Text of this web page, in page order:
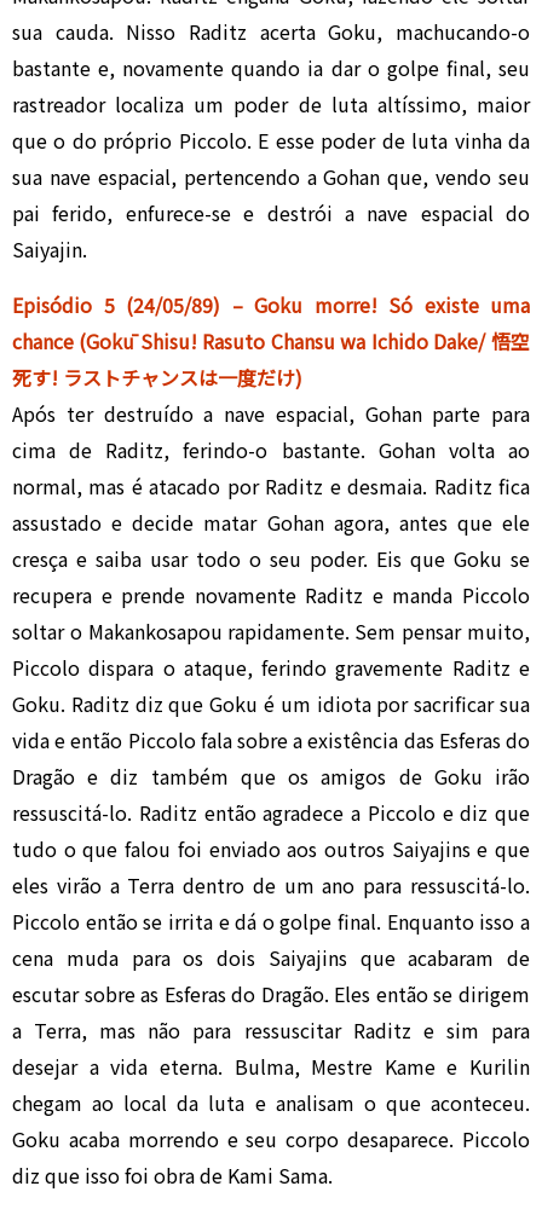
sua cauda. Nisso Raditz acerta Goku, machucando-o
bastante e, novamente quando ia dar o golpe final, seu
rastreador localiza um poder de luta altíssimo, maior
que o do próprio Piccolo. E esse poder de luta vinha da
sua nave espacial, pertencendo a Gohan que, vendo seu
pai ferido, enfurece-se e destrói a nave espacial do
Saiyajin.
Episódio 5 (24/05/89) – Goku morre! Só existe uma
chance (Gokū Shisu! Rasuto Chansu wa Ichido Dake/ 悟空
死す! ラストチャンスは一度だけ)
Após ter destruído a nave espacial, Gohan parte para
cima de Raditz, ferindo-o bastante. Gohan volta ao
normal, mas é atacado por Raditz e desmaia. Raditz fica
assustado e decide matar Gohan agora, antes que ele
cresça e saiba usar todo o seu poder. Eis que Goku se
recupera e prende novamente Raditz e manda Piccolo
soltar o Makankosapou rapidamente. Sem pensar muito,
Piccolo dispara o ataque, ferindo gravemente Raditz e
Goku. Raditz diz que Goku é um idiota por sacrificar sua
vida e então Piccolo fala sobre a existência das Esferas do
Dragão e diz também que os amigos de Goku irão
ressuscitá-lo. Raditz então agradece a Piccolo e diz que
tudo o que falou foi enviado aos outros Saiyajins e que
eles virão a Terra dentro de um ano para ressuscitá-lo.
Piccolo então se irrita e dá o golpe final. Enquanto isso a
cena muda para os dois Saiyajins que acabaram de
escutar sobre as Esferas do Dragão. Eles então se dirigem
a Terra, mas não para ressuscitar Raditz e sim para
desejar a vida eterna. Bulma, Mestre Kame e Kurilin
chegam ao local da luta e analisam o que aconteceu.
Goku acaba morrendo e seu corpo desaparece. Piccolo
diz que isso foi obra de Kami Sama.